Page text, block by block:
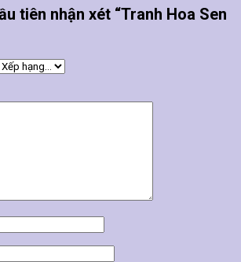
tiên nhận xét “Tranh Hoa Sen